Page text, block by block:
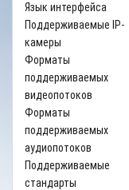
Язык интерфейса
Поддерживаемые IP-
камеры
Форматы
поддерживаемых
видеопотоков
Форматы
поддерживаемых
аудиопотоков
Поддерживаемые
стандарты